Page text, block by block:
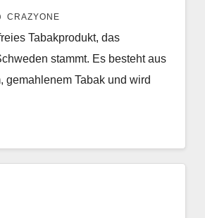
CRAZYONE
Tabakprodukt, das
stammt. Es besteht aus
gemahlenem Tabak und wird